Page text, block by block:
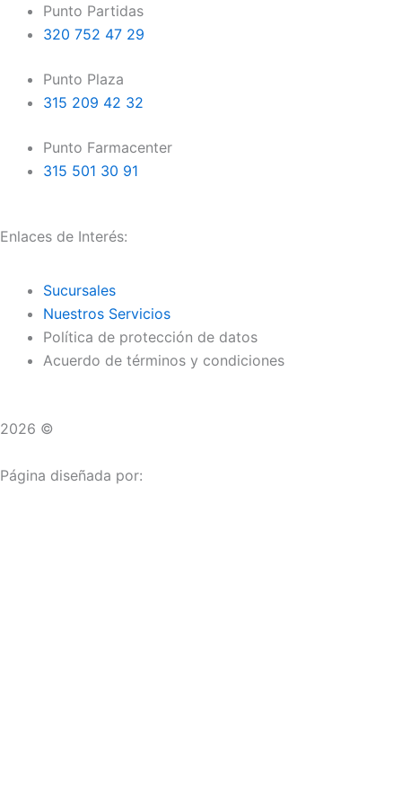
m
Punto Partidas
320 752 47 29
Punto Plaza
315 209 42 32
Punto Farmacenter
315 501 30 91
Enlaces de Interés:
Sucursales
Nuestros Servicios
Política de protección de datos
Acuerdo de términos y condiciones
2026 ©
Página diseñada por: